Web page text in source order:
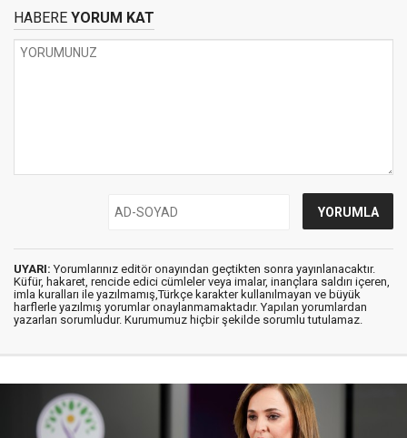
HABERE YORUM KAT
UYARI: Yorumlarınız editör onayından geçtikten sonra yayınlanacaktır.
Küfür, hakaret, rencide edici cümleler veya imalar, inançlara saldırı içeren,
imla kuralları ile yazılmamış,Türkçe karakter kullanılmayan ve büyük
harflerle yazılmış yorumlar onaylanmamaktadır. Yapılan yorumlardan
yazarları sorumludur. Kurumumuz hiçbir şekilde sorumlu tutulamaz.